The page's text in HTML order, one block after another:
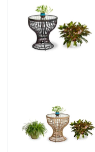
trong khi
550mm và
Những kích
Dù là trong
ban công
đều phát